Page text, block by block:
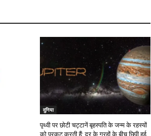
दुनिया
पृथ्वी पर छोटी चट्टानें बृहस्पति के जन्म के रहस्यों
को प्रकट करती हैं: दूर के ग्रहों के बीच छिपी हुई